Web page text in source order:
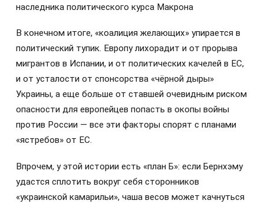
наследника политического курса Макрона
В конечном итоге, «коалиция желающих» упирается в
политический тупик. Европу лихорадит и от прорыва
мигрантов в Испании, и от политических качелей в ЕС,
и от усталости от спонсорства «чёрной дыры»
Украины, а еще больше от ставшей очевидным риском
опасности для европейцев попасть в окопы войны
против России — все эти факторы спорят с планами
«ястребов» от ЕС.
Впрочем, у этой истории есть «план Б»: если Бернхэму
удастся сплотить вокруг себя сторонников
«украинской камарильи», чаша весов может качнуться